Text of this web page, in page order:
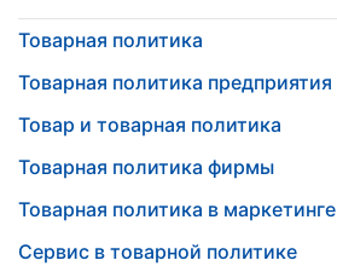
Товарная политика
Товарная политика предприятия
Товар и товарная политика
Товарная политика фирмы
Товарная политика в маркетинге
Сервис в товарной политике